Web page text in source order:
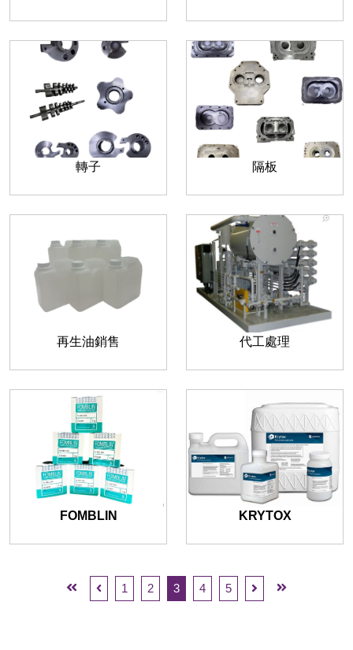
轉子 隔板
再生油銷售 代工處理
FOMBLIN KRYTOX
1 2 3 4 5